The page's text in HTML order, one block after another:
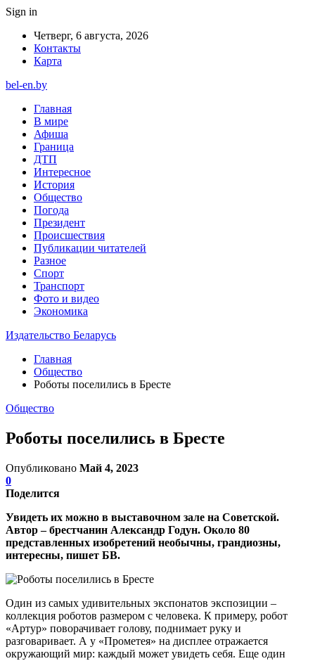
Sign in
Четверг, 6 августа, 2026
Контакты
Карта
bel-en.by
Главная
В мире
Афиша
Граница
ДТП
Интересное
История
Общество
Погода
Президент
Происшествия
Публикации читателей
Разное
Спорт
Транспорт
Фото и видео
Экономика
Издательство Беларусь
Главная
Общество
Роботы поселились в Бресте
Общество
Роботы поселились в Бресте
Опубликовано Май 4, 2023
0
Поделится
Увидеть их можно в выставочном зале на Советской.
Автор – брестчанин Александр Годун. Около 80
представленных изобретений необычны, грандиозны,
интересны, пишет БВ.
Один из самых удивительных экспонатов экспозиции –
коллекция роботов размером с человека. К примеру, робот
«Артур» поворачивает голову, поднимает руку и
разговаривает. А у «Прометея» на дисплее отражается
окружающий мир: каждый может увидеть себя. Еще один